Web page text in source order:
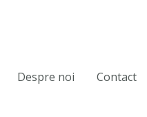
Despre noi Contact